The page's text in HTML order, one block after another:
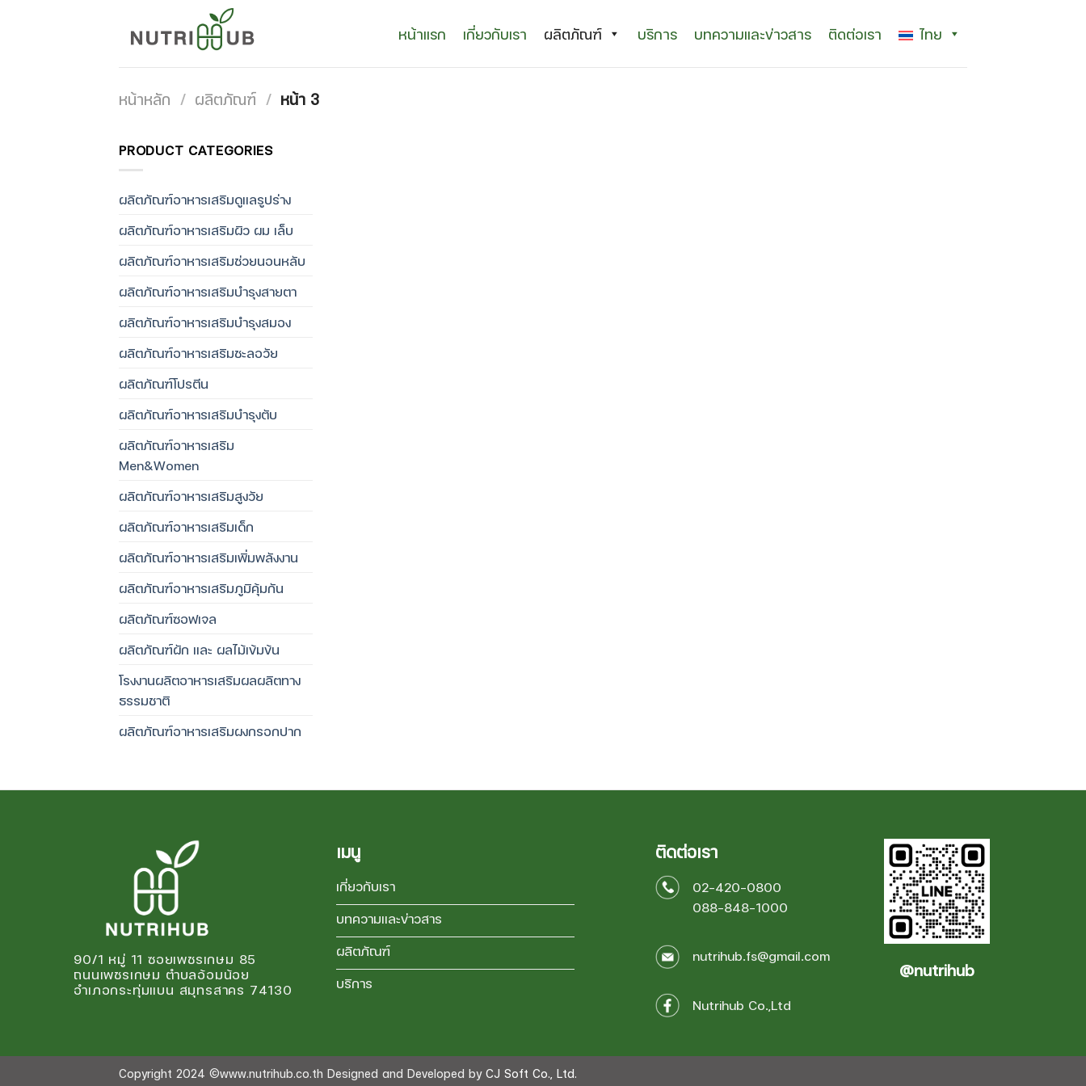
หน้าแรก เกี่ยวกับเรา ผลิตภัณฑ์ บริการ บทความและข่าวสาร ติดต่อเรา ไทย
หน้าหลัก / ผลิตภัณฑ์ / หน้า 3
PRODUCT CATEGORIES
ผลิตภัณฑ์อาหารเสริมดูแลรูปร่าง
ผลิตภัณฑ์อาหารเสริมผิว ผม เล็บ
ผลิตภัณฑ์อาหารเสริมช่วยนอนหลับ
ผลิตภัณฑ์อาหารเสริมบำรุงสายตา
ผลิตภัณฑ์อาหารเสริมบำรุงสมอง
ผลิตภัณฑ์อาหารเสริมชะลอวัย
ผลิตภัณฑ์โปรตีน
ผลิตภัณฑ์อาหารเสริมบำรุงตับ
ผลิตภัณฑ์อาหารเสริม
Men&Women
ผลิตภัณฑ์อาหารเสริมสูงวัย
ผลิตภัณฑ์อาหารเสริมเด็ก
ผลิตภัณฑ์อาหารเสริมเพิ่มพลังงาน
ผลิตภัณฑ์อาหารเสริมภูมิคุ้มกัน
ผลิตภัณฑ์ซอฟเจล
ผลิตภัณฑ์ผัก และ ผลไม้เข้มข้น
โรงงานผลิตอาหารเสริมผลผลิตทาง
ธรรมชาติ
ผลิตภัณฑ์อาหารเสริมผงกรอกปาก
90/1 หมู่ 11 ซอยเพชรเกษม 85
ถนนเพชรเกษม ตำบลอ้อมน้อย
อำเภอกระทุ่มแบน สมุทรสาคร 74130
เมนู
เกี่ยวกับเรา
บทความและข่าวสาร
ผลิตภัณฑ์
บริการ
ติดต่อเรา
02-420-0800
088-848-1000
nutrihub.fs@gmail.com
Nutrihub Co.,Ltd
@nutrihub
Copyright 2024 ©www.nutrihub.co.th Designed and Developed by CJ Soft Co., Ltd.